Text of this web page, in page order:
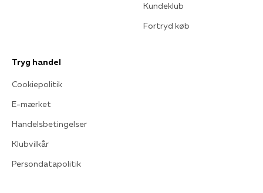
Kundeklub
Fortryd køb
Tryg handel
Cookiepolitik
E-mærket
Handelsbetingelser
Klubvilkår
Persondatapolitik